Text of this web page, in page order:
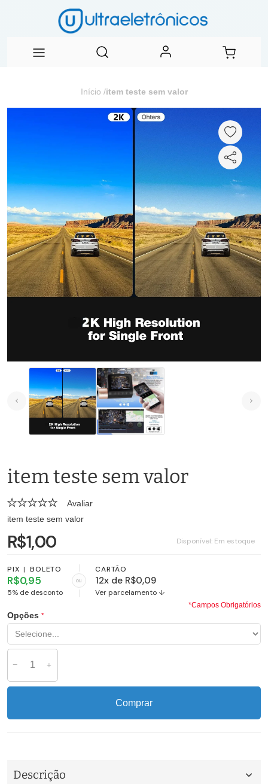
Início /item teste sem valor
item teste sem valor
Avaliar
item teste sem valor
Disponível: Em estoque
R$1,00
PIX | BOLETO
R$0,95
5% de desconto
ou
CARTÃO
12x de R$0,09
Ver parcelamento ↓
Opções
*Campos Obrigatórios
Comprar
Descrição